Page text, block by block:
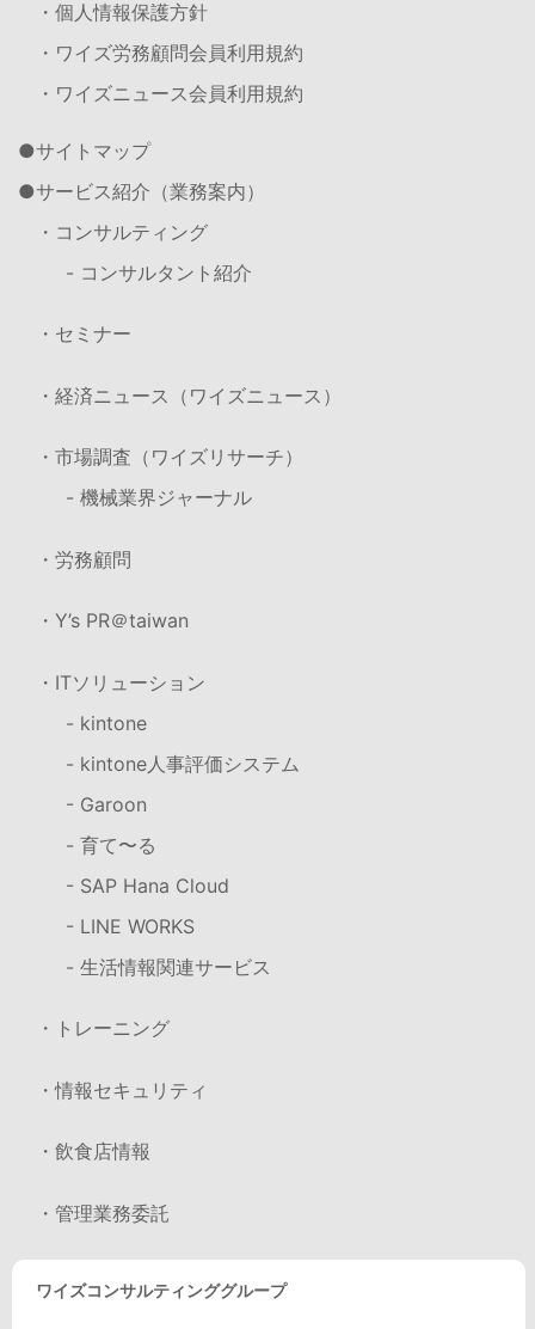
・個人情報保護方針
・ワイズ労務顧問会員利用規約
・ワイズニュース会員利用規約
サイトマップ
サービス紹介（業務案内）
・コンサルティング
- コンサルタント紹介
・セミナー
・経済ニュース（ワイズニュース）
・市場調査（ワイズリサーチ）
- 機械業界ジャーナル
・労務顧問
・Y’s PR＠taiwan
・ITソリューション
- kintone
- kintone人事評価システム
- Garoon
- 育て〜る
- SAP Hana Cloud
- LINE WORKS
- 生活情報関連サービス
・トレーニング
・情報セキュリティ
・飲食店情報
・管理業務委託
ワイズコンサルティンググループ